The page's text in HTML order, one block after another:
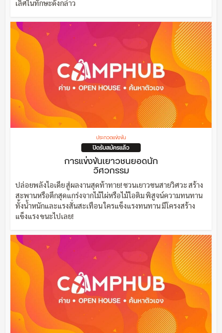
เลิศในทักษะดังกล่าว
ประกวดแข่งขัน
ปิดรับสมัครแล้ว
การแข่งขันเยาวชนยอดนัก
วิศวกรรม
ปล่อยพลังไอเดีย สู่ผลงานสุดท้าทาย! ชวนเยาวชนสายวิศวะ สร้าง
สะพานหรือตึกสุดแกร่งจากไม้ไผ่หรือไม้ไอติม พิสูจน์ความทนทาน
ทั้งน้ำหนักและแรงสั่นสะเทือน ใครแข็งแรงทนทาน มีโครงสร้าง
แข็งแรง ขนะไปเลย!